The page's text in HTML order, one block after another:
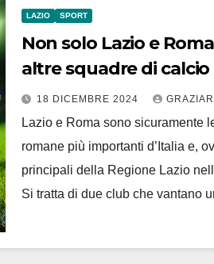
LAZIO SPORT
Non solo Lazio e
altre squadre di calcio
Regione Lazio
18 DICEMBRE 2024
Lazio e Roma sono sicuramente
romane più importanti d’Italia e,
principali della Regione Lazio
Si tratta di due club che vantano